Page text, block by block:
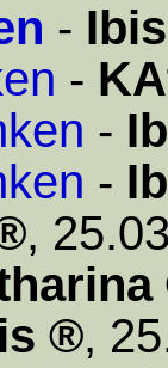
- Ibis
-
-
-
,
,